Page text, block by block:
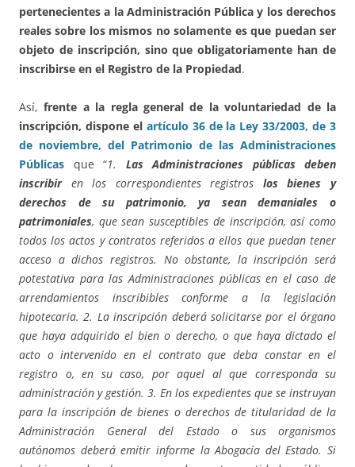
pertenecientes a la Administración Pública y los derechos
reales sobre los mismos no solamente es que puedan ser
objeto de inscripción, sino que obligatoriamente han de
inscribirse en el Registro de la Propiedad.
Así,frente a la regla general de la voluntariedad de la
inscripción, dispone el artículo 36 de la Ley 33/2003, de 3
de noviembre, del Patrimonio de las Administraciones
Públicas que “1. Las Administraciones públicas
deben
inscribiren los correspondientes registros los bienes y
derechos de su patrimonio,
ya sean demaniales o
patrimoniales, que sean susceptibles de inscripción, así como
todos los actos y contratos referidos a ellos que puedan tener
acceso a dichos registros. No obstante, la inscripción será
potestativa para las Administraciones públicas en el caso de
arrendamientos inscribibles conforme a la legislación
hipotecaria. 2. La inscripción deberá solicitarse por el órgano
que haya adquirido el bien o derecho, o que haya dictado el
acto o intervenido en el contrato que deba constar en el
registro o, en su caso, por aquel al que corresponda su
administración y gestión. 3. En los expedientes que se instruyan
para la inscripción de bienes o derechos de titularidad de la
Administración General del Estado o sus organismos
autónomos deberá emitir informe la Abogacía del Estado. Si